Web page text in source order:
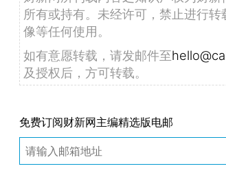
所有或持有。未经许可，禁止进行
像等任何使用。
如有意愿转载，请发邮件至
及授权后，方可转载。
免费订阅财新网主编精选版电邮